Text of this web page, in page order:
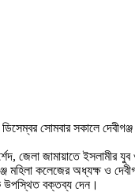
সোমবার সকালে দেবীগঞ্জ
জেলা জামায়াতে
মহিলা কলেজের অধ্যক্ষ ও
উপস্থিত বক্তব্য দেন।